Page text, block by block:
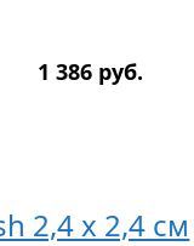
1 386 руб.
2,4 x 2,4 см